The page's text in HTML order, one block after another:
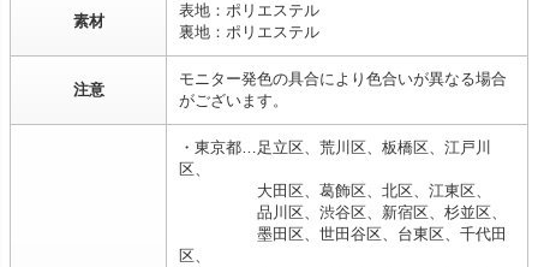
素材
表地：ポリエステル
裏地：ポリエステル
注意
モニター発色の具合により色合いが異なる場合
がございます。
・東京都…足立区、荒川区、板橋区、江戸川
区、
大田区、葛飾区、北区、江東区、
品川区、渋谷区、新宿区、杉並区、
墨田区、世田谷区、台東区、千代田
区、